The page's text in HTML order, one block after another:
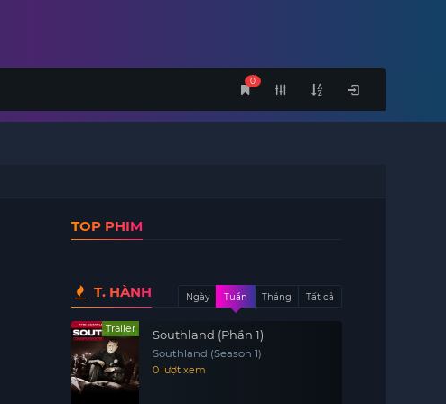
0
TOP PHIM
T. HÀNH Ngày Tuần Tháng Tất cả
Trailer Southland (Phần 1)
Southland (Season 1)
0 lượt xem